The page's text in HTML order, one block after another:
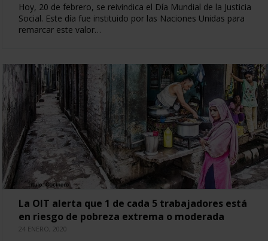
Hoy, 20 de febrero, se reivindica el Día Mundial de la Justicia
Social. Este día fue instituido por las Naciones Unidas para
remarcar este valor…
La OIT alerta que 1 de cada 5 trabajadores está
en riesgo de pobreza extrema o moderada
24 ENERO, 2020